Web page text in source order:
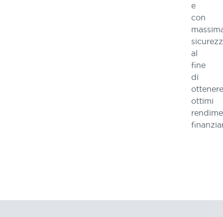
e
con
al
fine
di
ottenere
ottimi